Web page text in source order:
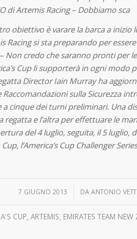
di Artemis Racing – Dobbiamo sca
obiettivo è varare la barca a inizio
Racing si sta preparando per
Non credo che saranno pronti per
Cup li supporterà in ogni modo
Director Iain Murray ha
sulla Sicurezza
cinque dei turni preliminari. Una
e l’altra per effettuare le
del 4 luglio, seguita, il 5
l’America’s Cup Challenger
7 GIUGNO 2013
/ DA ANTONIO
CUP ARTEMIS EMIRATES TEAM NEW